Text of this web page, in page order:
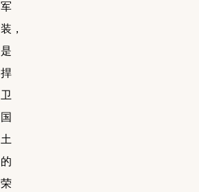
军
装，
是
捍
卫
国
土
的
荣